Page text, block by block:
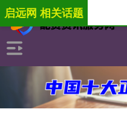
启远网 相关话题